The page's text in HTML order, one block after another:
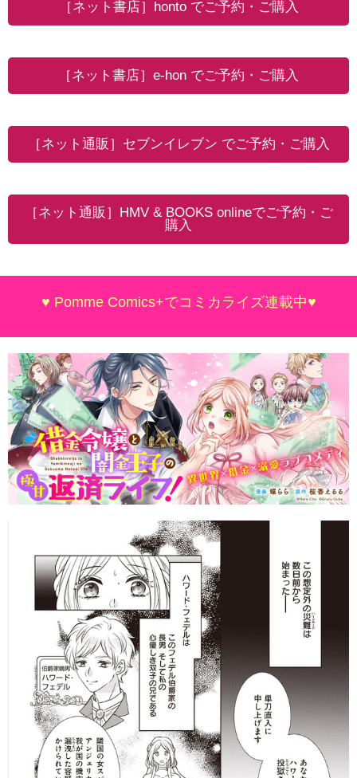
［ネット書店］honto でご予約・ご購入
［ネット書店］e-hon でご予約・ご購入
［ネット通販］セブンイレブン でご予約・ご購入
［ネット通販］HMV & BOOKS onlineでご予約・ご
購入
♥ Pomme Comics+でコミカライズ連載中♥